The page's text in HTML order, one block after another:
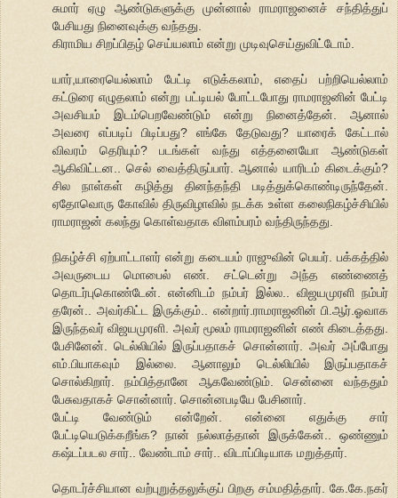
சுமார் ஏழு ஆண்டுகளுக்கு முன்னால் ராமராஜனைச் சந்தித்துப்
பேசியது நினைவுக்கு வந்தது.
கிராமிய சிறப்பிதழ் செய்யலாம் என்று முடிவுசெய்துவிட்டோம்.
யார்,யாரையெல்லாம் பேட்டி எடுக்கலாம், எதைப் பற்றியெல்லாம்
கட்டுரை எழுதலாம் என்று பட்டியல் போட்டபோது ராமராஜனின் பேட்டி
அவசியம் இடம்பெறவேண்டும் என்று நினைத்தேன். ஆனால்
அவரை எப்படிப் பிடிப்பது? எங்கே தேடுவது? யாரைக் கேட்டால்
விவரம் தெரியும்? படங்கள் வந்து எத்தனையோ ஆண்டுகள்
ஆகிவிட்டன.. செல் வைத்திருப்பார். ஆனால் யாரிடம் கிடைக்கும்?
சில நாள்கள் கழித்து தினந்தந்தி படித்துக்கொண்டிருந்தேன்.
ஏதோவொரு கோவில் திருவிழாவில் நடக்க உள்ள கலைநிகழ்ச்சியில்
ராமராஜன் கலந்து கொள்வதாக விளம்பரம் வந்திருந்தது.
நிகழ்ச்சி ஏற்பாட்டாளர் என்று கடையம் ராஜுவின் பெயர். பக்கத்தில்
அவருடைய மொபைல் எண். சட்டென்று அந்த எண்ணைத்
தொடர்புகொண்டேன். என்னிடம் நம்பர் இல்ல.. விஜயமுரளி நம்பர்
தரேன்.. அவர்கிட்ட இருக்கும்.. என்றார்.ராமராஜனின் பி.ஆர்.ஓவாக
இருந்தவர் விஜயமுரளி. அவர் மூலம் ராமராஜனின் எண் கிடைத்தது.
பேசினேன். டெல்லியில் இருப்பதாகச் சொன்னார். அவர் அப்போது
எம்.பியாகவும் இல்லை. ஆனாலும் டெல்லியில் இருப்பதாகச்
சொல்கிறார். நம்பித்தானே ஆகவேண்டும். சென்னை வந்ததும்
பேசுவதாகச் சொன்னார். சொன்னபடியே பேசினார்.
பேட்டி வேண்டும் என்றேன். என்னை எதுக்கு சார்
பேட்டியெடுக்கறீங்க? நான் நல்லாத்தான் இருக்கேன்.. ஒண்ணும்
கஷ்டப்படல சார்.. வேண்டாம் சார்.. விடாப்பிடியாக மறுத்தார்.
தொடர்ச்சியான வற்புறுத்தலுக்குப் பிறகு சம்மதித்தார். கே.கே.நகர்